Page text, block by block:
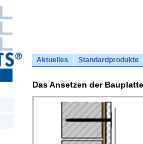
Aktuelles Standardprodukte
Das Ansetzen der